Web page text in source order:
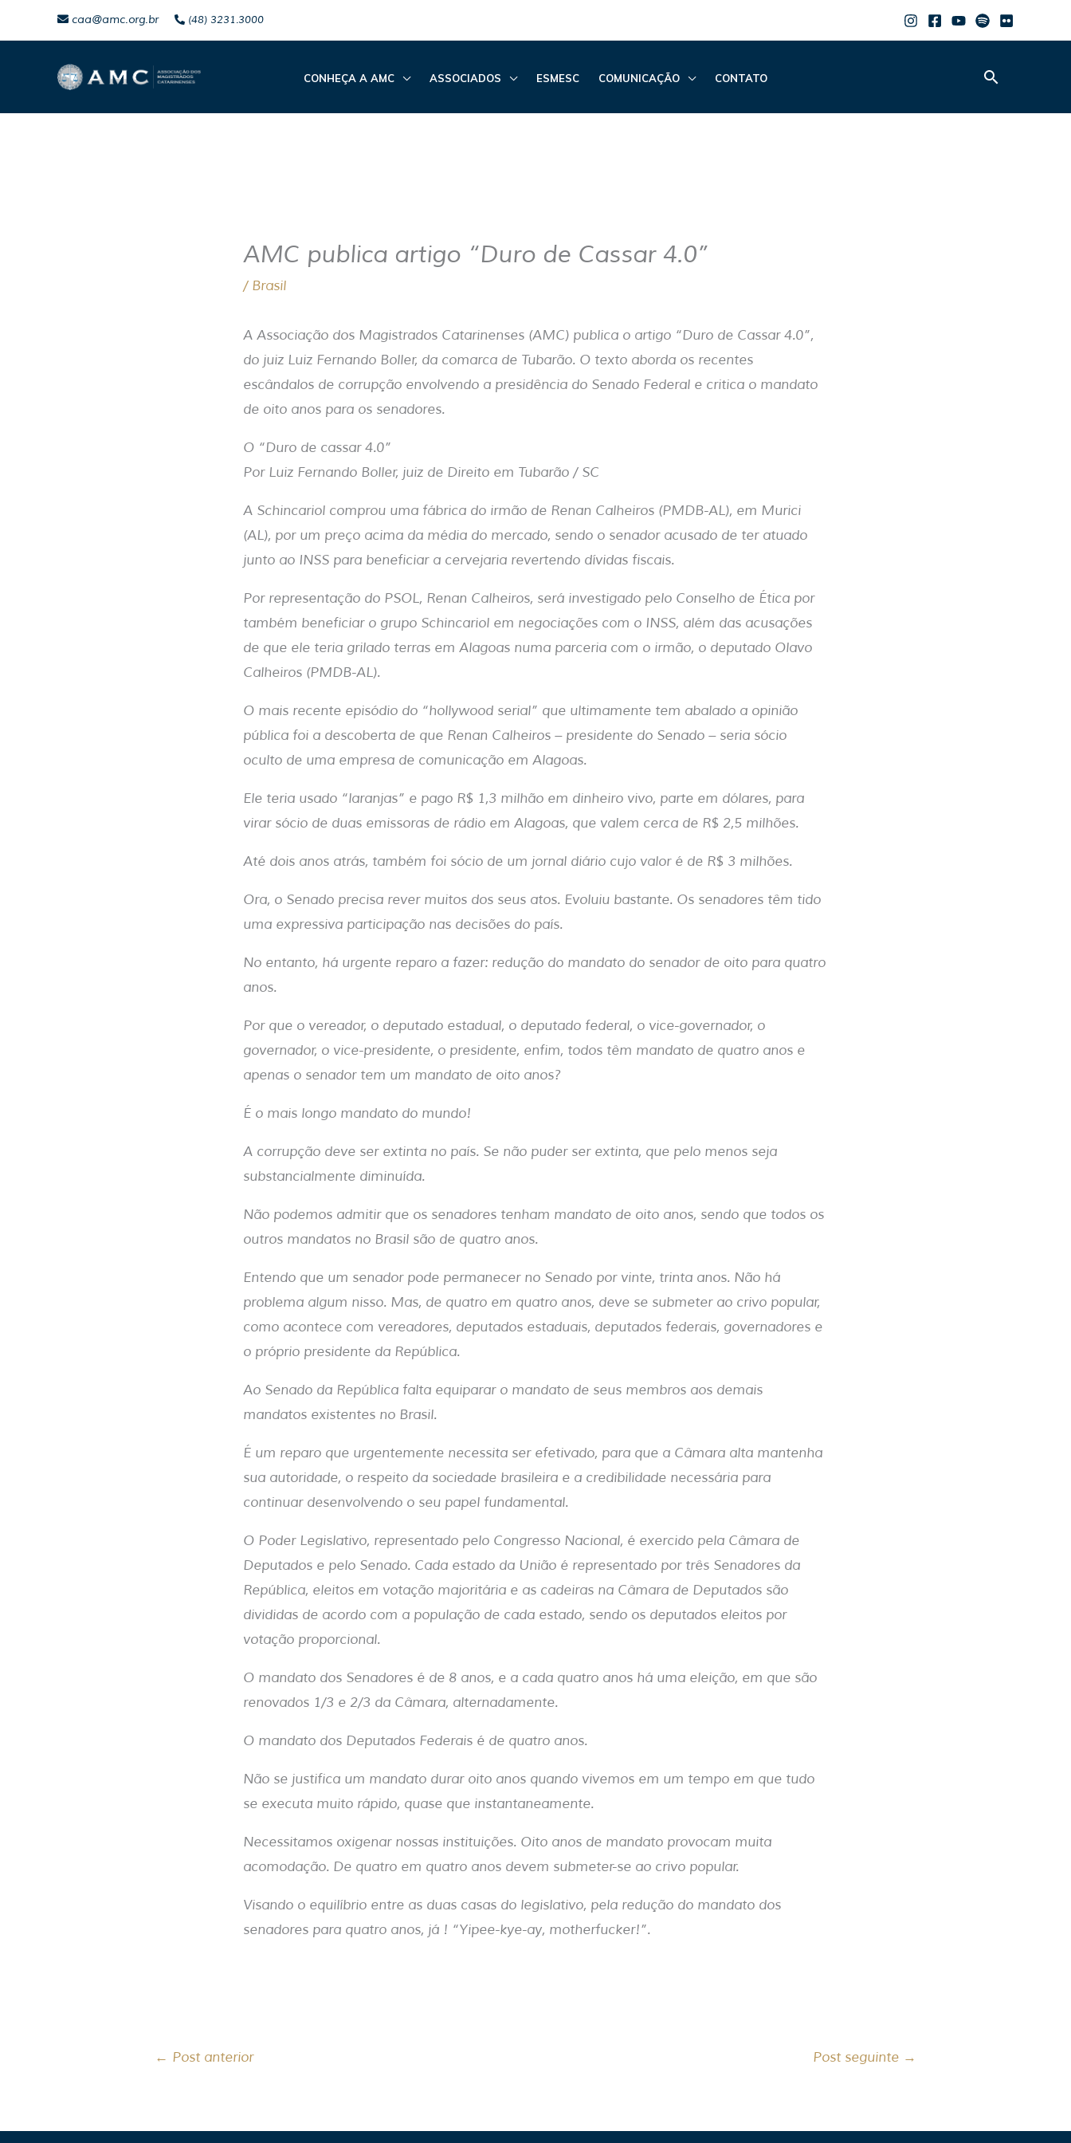
conteúdo
caa@amc.org.br (48) 3231.3000
CONHEÇA A AMC ASSOCIADOS ESMESC COMUNICAÇÃO CONTATO Pesquisar
AMC publica artigo “Duro de Cassar 4.0”
/ Brasil
A Associação dos Magistrados Catarinenses (AMC) publica o artigo “Duro de Cassar 4.0”,
do juiz Luiz Fernando Boller, da comarca de Tubarão. O texto aborda os recentes
escândalos de corrupção envolvendo a presidência do Senado Federal e critica o mandato
de oito anos para os senadores.
O “Duro de cassar 4.0”
Por Luiz Fernando Boller, juiz de Direito em Tubarão / SC
A Schincariol comprou uma fábrica do irmão de Renan Calheiros (PMDB-AL), em Murici
(AL), por um preço acima da média do mercado, sendo o senador acusado de ter atuado
junto ao INSS para beneficiar a cervejaria revertendo dívidas fiscais.
Por representação do PSOL, Renan Calheiros, será investigado pelo Conselho de Ética por
também beneficiar o grupo Schincariol em negociações com o INSS, além das acusações
de que ele teria grilado terras em Alagoas numa parceria com o irmão, o deputado Olavo
Calheiros (PMDB-AL).
O mais recente episódio do “hollywood serial” que ultimamente tem abalado a opinião
pública foi a descoberta de que Renan Calheiros – presidente do Senado – seria sócio
oculto de uma empresa de comunicação em Alagoas.
Ele teria usado “laranjas” e pago R$ 1,3 milhão em dinheiro vivo, parte em dólares, para
virar sócio de duas emissoras de rádio em Alagoas, que valem cerca de R$ 2,5 milhões.
Até dois anos atrás, também foi sócio de um jornal diário cujo valor é de R$ 3 milhões.
Ora, o Senado precisa rever muitos dos seus atos. Evoluiu bastante. Os senadores têm tido
uma expressiva participação nas decisões do país.
No entanto, há urgente reparo a fazer: redução do mandato do senador de oito para quatro
anos.
Por que o vereador, o deputado estadual, o deputado federal, o vice-governador, o
governador, o vice-presidente, o presidente, enfim, todos têm mandato de quatro anos e
apenas o senador tem um mandato de oito anos?
É o mais longo mandato do mundo!
A corrupção deve ser extinta no país. Se não puder ser extinta, que pelo menos seja
substancialmente diminuída.
Não podemos admitir que os senadores tenham mandato de oito anos, sendo que todos os
outros mandatos no Brasil são de quatro anos.
Entendo que um senador pode permanecer no Senado por vinte, trinta anos. Não há
problema algum nisso. Mas, de quatro em quatro anos, deve se submeter ao crivo popular,
como acontece com vereadores, deputados estaduais, deputados federais, governadores e
o próprio presidente da República.
Ao Senado da República falta equiparar o mandato de seus membros aos demais
mandatos existentes no Brasil.
É um reparo que urgentemente necessita ser efetivado, para que a Câmara alta mantenha
sua autoridade, o respeito da sociedade brasileira e a credibilidade necessária para
continuar desenvolvendo o seu papel fundamental.
O Poder Legislativo, representado pelo Congresso Nacional, é exercido pela Câmara de
Deputados e pelo Senado. Cada estado da União é representado por três Senadores da
República, eleitos em votação majoritária e as cadeiras na Câmara de Deputados são
divididas de acordo com a população de cada estado, sendo os deputados eleitos por
votação proporcional.
O mandato dos Senadores é de 8 anos, e a cada quatro anos há uma eleição, em que são
renovados 1/3 e 2/3 da Câmara, alternadamente.
O mandato dos Deputados Federais é de quatro anos.
Não se justifica um mandato durar oito anos quando vivemos em um tempo em que tudo
se executa muito rápido, quase que instantaneamente.
Necessitamos oxigenar nossas instituições. Oito anos de mandato provocam muita
acomodação. De quatro em quatro anos devem submeter-se ao crivo popular.
Visando o equilíbrio entre as duas casas do legislativo, pela redução do mandato dos
senadores para quatro anos, já ! “Yipee-kye-ay, motherfucker!”.
← Post anterior Post seguinte →